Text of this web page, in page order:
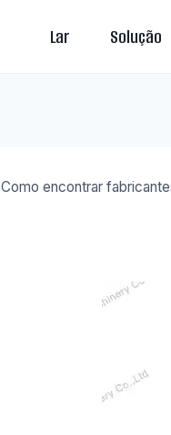
Lar Solução
Como encontrar